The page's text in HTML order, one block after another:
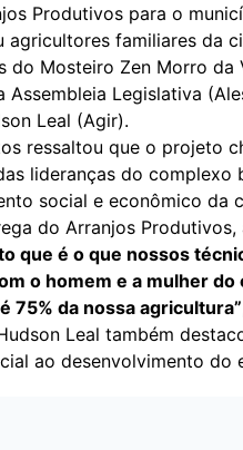
Produtivos para o
agricultores familiares da
do Mosteiro Zen Morro
Assembleia Legislativa
Leal (Agir).
ressaltou que o projeto
lideranças do complexo
social e econômico da
do Arranjos Produtivos,
que é o que nossos
o homem e a mulher
75% da nossa agricultura”
Leal também
ao desenvolvimento do